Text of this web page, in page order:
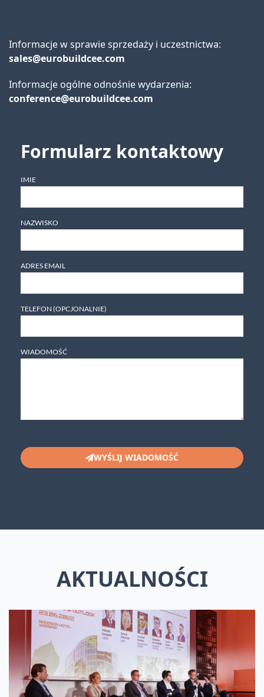
Informacje w sprawie sprzedaży i uczestnictwa:
sales@eurobuildcee.com
Informacje ogólne odnośnie wydarzenia:
conference@eurobuildcee.com
Formularz kontaktowy
IMIE
NAZWISKO
ADRES EMAIL
TELEFON (OPCJONALNIE)
WIADOMOŚĆ
WYŚLIJ WIADOMOŚĆ
AKTUALNOŚCI